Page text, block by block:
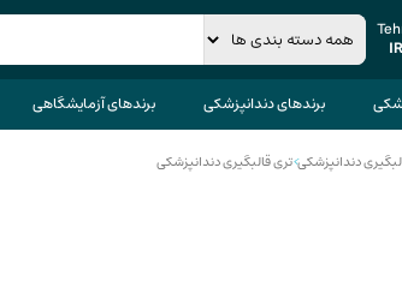
برندهای دندانپزشکی برندهای آزمایشگاهی
دندانپزشکی>تری قالبگیری دندانپزشکی